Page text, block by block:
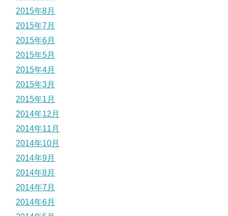
2015年8月
2015年7月
2015年6月
2015年5月
2015年4月
2015年3月
2015年1月
2014年12月
2014年11月
2014年10月
2014年9月
2014年8月
2014年7月
2014年6月